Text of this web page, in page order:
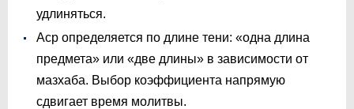
удлиняться.
Аср определяется по длине тени: «одна длина
предмета» или «две длины» в зависимости от
мазхаба. Выбор коэффициента напрямую
сдвигает время молитвы.